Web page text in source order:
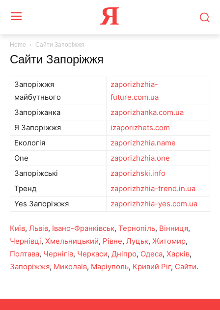
Я
Home Сайти Запоріжжя
Сайти Запоріжжя
Запоріжжя
майбутнього
zaporizhzhia-
future.com.ua
Запоріжанка
zaporizhanka.com.ua
Я Запоріжжя
izaporizhets.com
Екологія
zaporizhzhia.name
One
zaporizhzhia.one
Запоріжські
zaporizhski.info
Тренд
zaporizhzhia-trend.in.ua
Yes Запоріжжя
zaporizhzhia-yes.com.ua
Київ, Львів, Івано-Франківськ, Тернопіль, Вінниця,
Чернівці, Хмельницький, Рівне, Луцьк, Житомир,
Полтава, Чернігів, Черкаси, Дніпро, Одеса, Харків,
Запоріжжя, Миколаїв, Маріуполь, Кривий Ріг, Сайти.